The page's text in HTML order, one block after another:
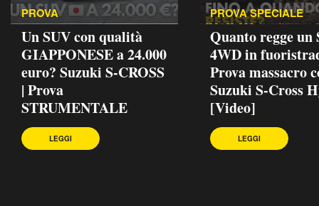
PROVA
Un SUV con qualità
GIAPPONESE a 24.000
euro? Suzuki S-CROSS
| Prova
STRUMENTALE
LEGGI
PROVA SPECIALE
Quanto regge un
4WD in
Prova massacro
Suzuki S-Cross
[Video]
LEGGI